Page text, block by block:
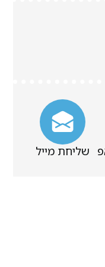
שליחת מייל